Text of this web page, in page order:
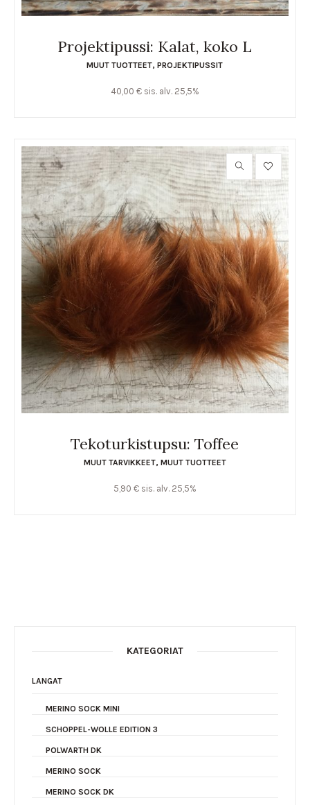
Projektipussi: Kalat, koko L
MUUT TUOTTEET,PROJEKTIPUSSIT
40,00 € sis. alv. 25,5%
Tekoturkistupsu: Toffee
MUUT TARVIKKEET, MUUT TUOTTEET
5,90 € sis. alv. 25,5%
KATEGORIAT
LANGAT
MERINO SOCK MINI
SCHOPPEL-WOLLE EDITION 3
POLWARTH DK
MERINO SOCK
MERINO SOCK DK